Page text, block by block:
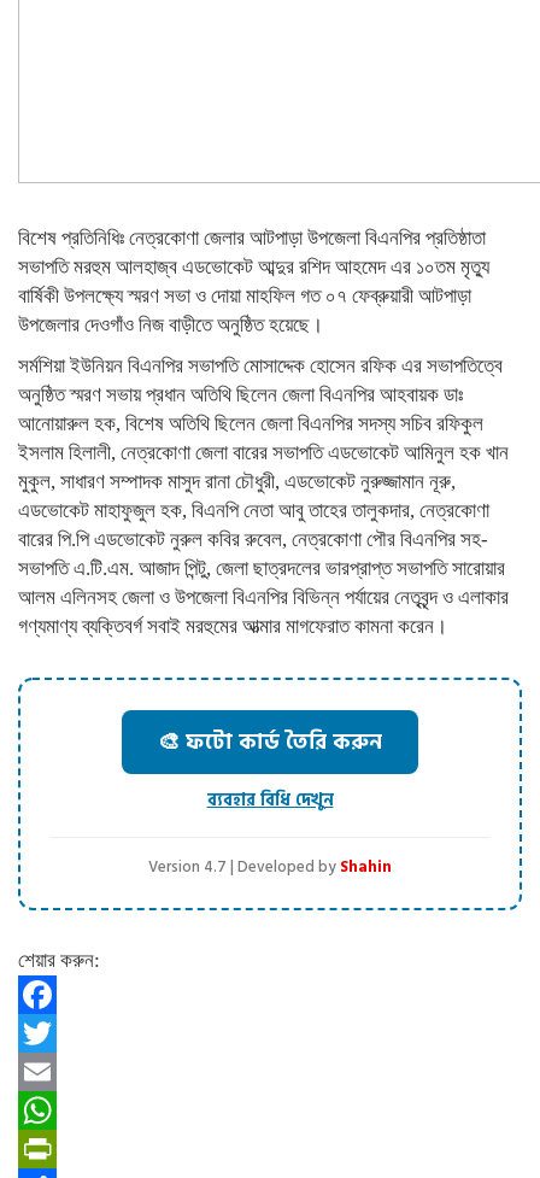
বিশেষ প্রতিনিধিঃ নেত্রকোণা জেলার আটপাড়া উপজেলা বিএনপির প্রতিষ্ঠাতা
সভাপতি মরহুম আলহাজ্ব এডভোকেট আব্দুর রশিদ আহমেদ এর ১০তম মৃত্যু
বার্ষিকী উপলক্ষ্যে স্মরণ সভা ও দোয়া মাহফিল গত ০৭ ফেব্রুয়ারী আটপাড়া
উপজেলার দেওগাঁও নিজ বাড়ীতে অনুষ্ঠিত হয়েছে।
সর্মশিয়া ইউনিয়ন বিএনপির সভাপতি মোসাদ্দেক হোসেন রফিক এর সভাপতিত্বে
অনুষ্ঠিত স্মরণ সভায় প্রধান অতিথি ছিলেন জেলা বিএনপির আহবায়ক ডাঃ
আনোয়ারুল হক, বিশেষ অতিথি ছিলেন জেলা বিএনপির সদস্য সচিব রফিকুল
ইসলাম হিলালী, নেত্রকোণা জেলা বারের সভাপতি এডভোকেট আমিনুল হক খান
মুকুল, সাধারণ সম্পাদক মাসুদ রানা চৌধুরী, এডভোকেট নুরুজ্জামান নূরু,
এডভোকেট মাহাফুজুল হক, বিএনপি নেতা আবু তাহের তালুকদার, নেত্রকোণা
বারের পি.পি এডভোকেট নুরুল কবির রুবেল, নেত্রকোণা পৌর বিএনপির সহ-
সভাপতি এ.টি.এম. আজাদ পিন্টু, জেলা ছাত্রদলের ভারপ্রাপ্ত সভাপতি সারোয়ার
আলম এলিনসহ জেলা ও উপজেলা বিএনপির বিভিন্ন পর্যায়ের নেতৃবৃন্দ ও এলাকার
গণ্যমাণ্য ব্যক্তিবর্গ সবাই মরহুমের আত্মার মাগফেরাত কামনা করেন।
🎨 ফটো কার্ড তৈরি করুন
ব্যবহার বিধি দেখুন
Version 4.7 | Developed byShahin
শেয়ার করুন:
Facebook
Twitter
Email
WhatsApp